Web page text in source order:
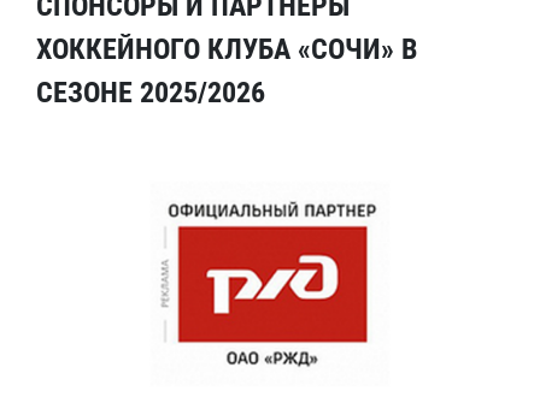
ХОККЕЙНОГО КЛУБА «СОЧИ» В
СЕЗОНЕ 2025/2026